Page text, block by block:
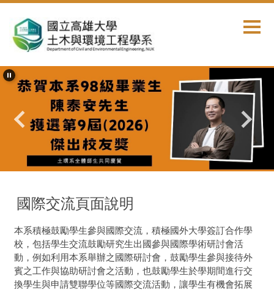
到
主
內
容
首頁 國際交流
國際交流頁面說明
本系積極鼓勵學生參與國際交流，積極國外大學簽訂合作學
校，包括學生交流鼓勵研究生出國參與國際學術研討會活
動，例如利用本系舉辦之國際研討會，鼓勵學生參與接待外
賓之工作與協助研討會之活動，也鼓勵學生於學期間進行交
換學生與申請雙聯學位等國際交流活動，讓學生有機會拓展